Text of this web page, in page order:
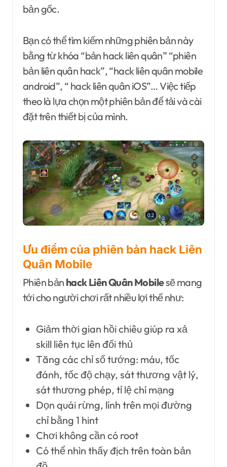
bản gốc.
Bạn có thể tìm kiếm những phiên bản này
bằng từ khóa “bản hack liên quân” “phiên
bản liên quân hack”, “hack liên quân mobile
android”, “ hack liên quân iOS”… Việc tiếp
theo là lựa chọn một phiên bản để tải và cài
đặt trên thiết bị của mình.
Ưu điểm của phiên bản hack Liên
Quân Mobile
Phiên bản hack Liên Quân Mobilesẽ mang
tới cho người chơi rất nhiều lợi thế như:
Giảm thời gian hồi chiêu giúp ra xả
skill liên tục lên đối thủ
Tăng các chỉ số tướng: máu, tốc
đánh, tốc độ chạy, sát thương vật lý,
sát thương phép, tỉ lệ chí mạng
Dọn quái rừng, lính trên mọi đường
chỉ bằng 1 hint
Chơi không cần có root
Có thể nhìn thấy địch trên toàn bản